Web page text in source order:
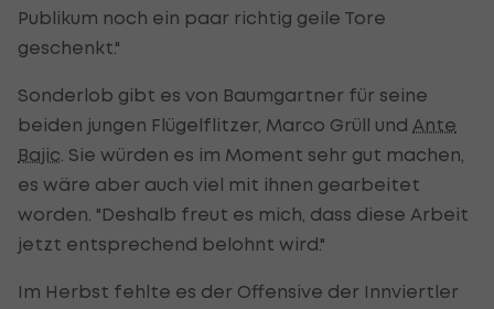
Publikum noch ein paar richtig geile Tore
geschenkt."
Sonderlob gibt es von Baumgartner für seine
beiden jungen Flügelflitzer, Marco Grüll und Ante
Bajic . Sie würden es im Moment sehr gut machen,
es wäre aber auch viel mit ihnen gearbeitet
worden. "Deshalb freut es mich, dass diese Arbeit
jetzt entsprechend belohnt wird."
Im Herbst fehlte es der Offensive der Innviertler